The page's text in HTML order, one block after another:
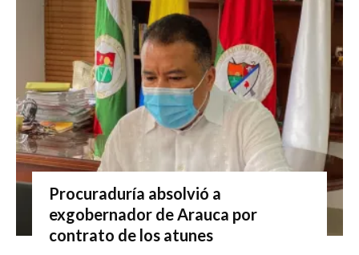
Procuraduría absolvió a
exgobernador de Arauca por
contrato de los atunes